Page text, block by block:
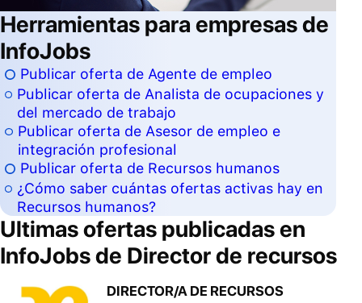
Herramientas para empresas de
InfoJobs
Publicar oferta de Agente de empleo
Publicar oferta de Analista de ocupaciones y
del mercado de trabajo
Publicar oferta de Asesor de empleo e
integración profesional
Publicar oferta de Recursos humanos
¿Cómo saber cuántas ofertas activas hay en
Recursos humanos?
Ultimas ofertas publicadas en
InfoJobs de Director de recursos
DIRECTOR/A DE RECURSOS